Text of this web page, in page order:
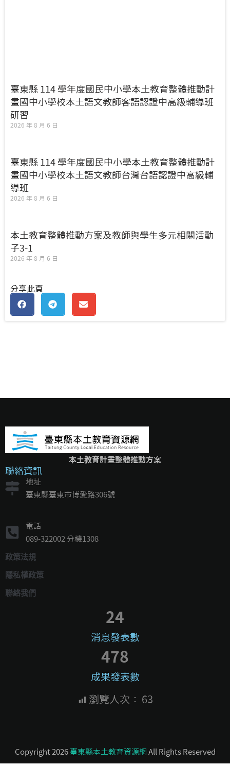
臺東縣 114 學年度國民中小學本土教育整體推動計
畫國中小學校本土語文教師客語認證中高級輔導班
研習
2026 年 8 月 6 日
臺東縣 114 學年度國民中小學本土教育整體推動計
畫國中小學校本土語文教師台灣台語認證中高級輔
導班
2026 年 8 月 6 日
本土教育整體推動方案及教師與學生多元相關活動
子3-1
2026 年 8 月 6 日
分享此頁
本土教育計畫整體推動方案
聯絡資訊
地址
臺東縣臺東市博愛路306號
電話
089-322002 分機1308
政策法規
隱私權政策
聯絡我們
消息發表數
24
成果發表數
478
瀏覽人次： 63
Copyright 2026 臺東縣本土教育資源網 All Rights Reserved